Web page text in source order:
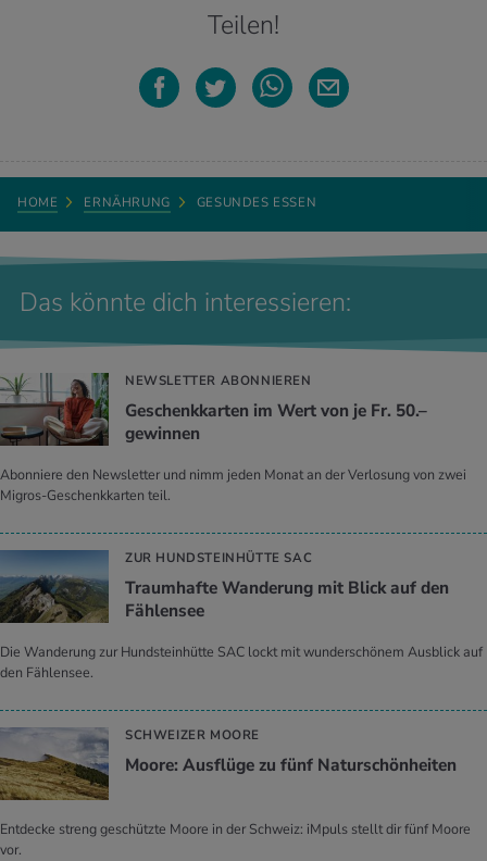
Teilen!
HOME ERNÄHRUNG GESUNDES ESSEN
Das könnte dich interessieren:
NEWSLETTER ABONNIEREN
Geschenkkarten im Wert von je Fr. 50.–
gewinnen
Abonniere den Newsletter und nimm jeden Monat an der Verlosung von zwei
Migros-Geschenkkarten teil.
ZUR HUNDSTEINHÜTTE SAC
Traumhafte Wanderung mit Blick auf den
Fählensee
Die Wanderung zur Hundsteinhütte SAC lockt mit wunderschönem Ausblick auf
den Fählensee.
SCHWEIZER MOORE
Moore: Ausflüge zu fünf Naturschönheiten
Entdecke streng geschützte Moore in der Schweiz: iMpuls stellt dir fünf Moore
vor.